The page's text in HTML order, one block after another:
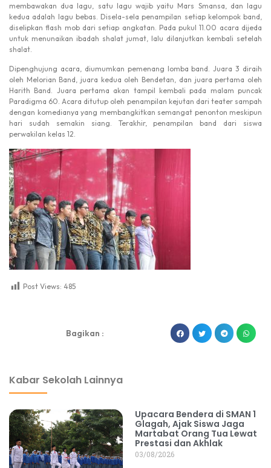
membawakan dua lagu, satu lagu wajib yaitu Mars Smansa, dan lagu
kedua adalah lagu bebas. Disela-sela penampilan setiap kelompok band,
diselipkan flash mob dari setiap angkatan. Pada pukul 11.00 acara dijeda
untuk menunaikan ibadah shalat jumat, lalu dilanjutkan kembali setelah
shalat.
Dipenghujung acara, diumumkan pemenang lomba band. Juara 3 diraih
oleh Melorian Band, juara kedua oleh Bendetan, dan juara pertama oleh
Harith Band. Juara pertama akan tampil kembali pada malam puncak
Paradigma 60. Acara ditutup oleh penampilan kejutan dari teater sampah
dengan komedianya yang membangkitkan semangat penonton meskipun
hari sudah semakin siang. Terakhir, penampilan band dari siswa
perwakilan kelas 12.
Post Views: 485
Bagikan :
Kabar Sekolah Lainnya
Upacara Bendera di SMAN 1
Glagah, Ajak Siswa Jaga
Martabat Orang Tua Lewat
Prestasi dan Akhlak
03/08/2026